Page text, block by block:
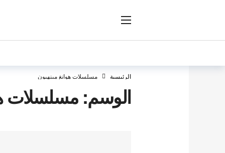
الرئيسية مسلسلات هوانغ مينهيون
الوسم:مسلسلات